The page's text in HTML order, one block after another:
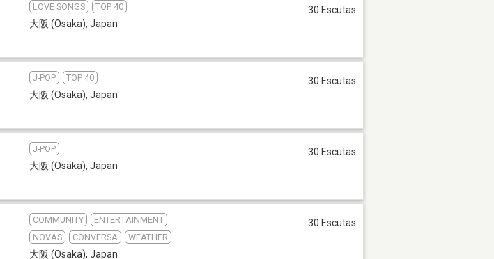
LOVE SONGS TOP 40
大阪 (Osaka), Japan
30 Escutas
J-POP TOP 40
大阪 (Osaka), Japan
30 Escutas
J-POP
大阪 (Osaka), Japan
30 Escutas
COMMUNITY
ENTERTAINMENT
NOVAS
CONVERSA WEATHER
大阪 (Osaka), Japan
30 Escutas